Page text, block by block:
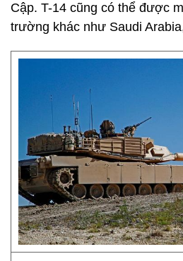
Cập. T-14 cũng có thể được
trường khác như Saudi